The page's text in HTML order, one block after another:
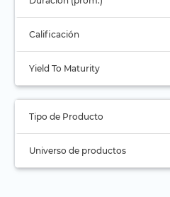
Foso
Hidrógeno
Igualdad de género
Industria de
alimentación y bebidas
Industria de defensa
digitales y conectividad
Virtune
Xtrackers (1)
Calificación
AA
BBB
BB
Yield To Maturity
Tipo de Producto
ETC
Universo de productos